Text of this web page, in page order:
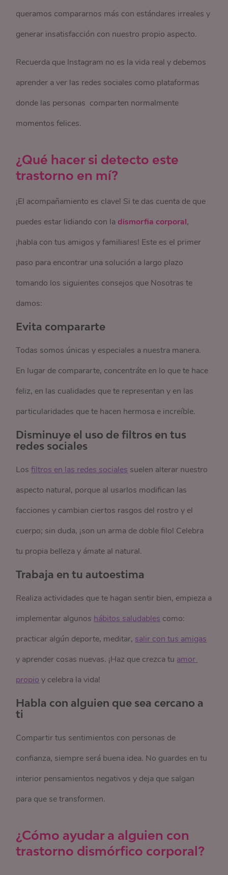
queramos compararnos más con estándares irreales y
generar insatisfacción con nuestro propio aspecto.
Recuerda que Instagram no es la vida real y debemos
aprender a ver las redes sociales como plataformas
donde las personas comparten normalmente
momentos felices.
¿Qué hacer si detecto este
trastorno en mí?
¡El acompañamiento es clave! Si te das cuenta de que
puedes estar lidiando con ladismorfia corporal,
¡habla con tus amigos y familiares! Este es el primer
paso para encontrar una solución a largo plazo
tomando los siguientes consejos que Nosotras te
damos:
Evita compararte
Todas somos únicas y especiales a nuestra manera.
En lugar de compararte, concentráte en lo que te hace
feliz, en las cualidades que te representan y en las
particularidades que te hacen hermosa e increíble.
Disminuye el uso de filtros en tus
redes sociales
Losfiltros en las redes sociales suelen alterar nuestro
aspecto natural, porque al usarlos modifican las
facciones y cambian ciertos rasgos del rostro y el
cuerpo; sin duda, ¡son un arma de doble filo! Celebra
tu propia belleza y ámate al natural.
Trabaja en tu autoestima
Realiza actividades que te hagan sentir bien, empieza a
implementar algunos hábitos saludables como:
practicar algún deporte, meditar, salir con tus amigas
y aprender cosas nuevas. ¡Haz que crezca tu amor
propio y celebra la vida!
Habla con alguien que sea cercano a
ti
Compartir tus sentimientos con personas de
confianza, siempre será buena idea. No guardes en tu
interior pensamientos negativos y deja que salgan
para que se transformen.
¿Cómo ayudar a alguien con
trastorno dismórfico corporal?